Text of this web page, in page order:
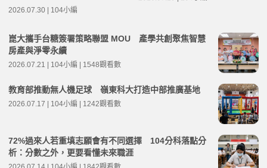
2026.07.30 | 104小編
崑大攜手台糖簽署策略聯盟 MOU 產學共創聚焦智慧
房產與淨零永續
2026.07.21 | 104小編 | 1548觀看數
教育部推動無人機足球 嶺東科大打造中部推廣基地
2026.07.17 | 104小編 | 1242觀看數
72%過來人若重填志願會有不同選擇 104分科落點分
析：分數之外，更要看懂未來職涯